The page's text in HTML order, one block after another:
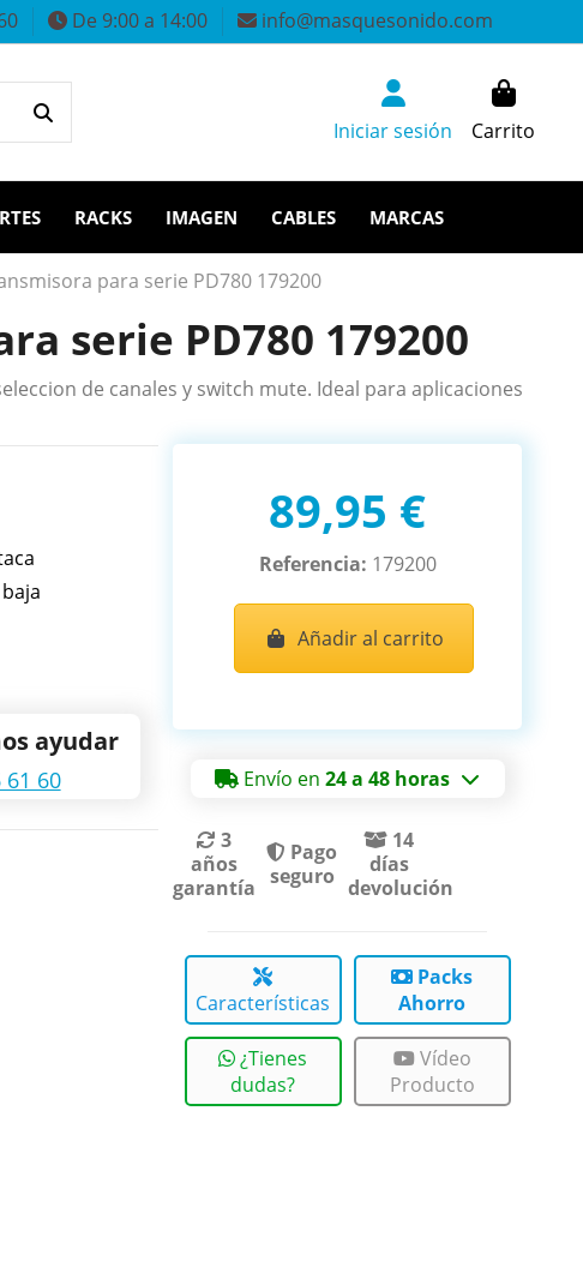
De 9:00 a 14:00 info@masquesonido.com
Iniciar sesión Carrito
RACKS IMAGEN CABLES MARCAS
para serie PD780 179200
serie PD780 179200
de canales y switch mute. Ideal para aplicaciones
ayudar
61 60
89,95 €
Referencia: 179200
Añadir al carrito
Envío en24 a 48 horas
3
años
garantía
Pago
seguro
14
días
devolución
Características
Packs
Ahorro
¿Tienes
dudas?
Vídeo
Producto